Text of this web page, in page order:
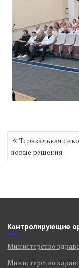
Навигация
записям
Торакальная
новые решения
Контролирующие
Министерство
Министерство